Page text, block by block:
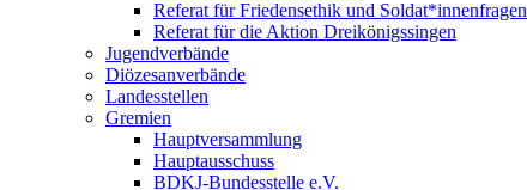
Referat für Friedensethik und Soldat*innenfragen
Referat für die Aktion Dreikönigssingen
Jugendverbände
Diözesanverbände
Landesstellen
Gremien
Hauptversammlung
Hauptausschuss
BDKJ-Bundesstelle e.V.